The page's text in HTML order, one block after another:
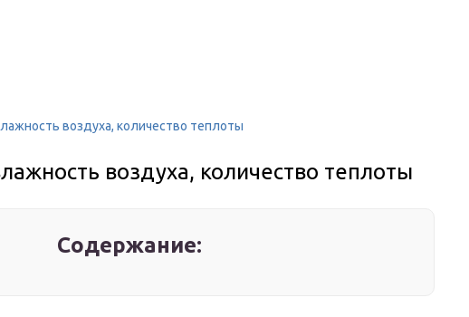
воздуха, количество теплоты
воздуха, количество теплоты
Содержание: